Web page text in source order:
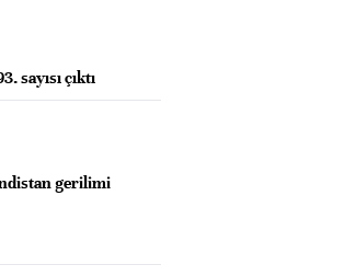
sayısı çıktı
gerilimi